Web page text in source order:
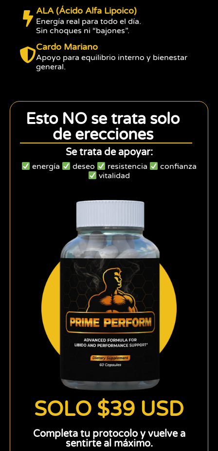
ALA (Ácido Alfa Lipoico)
Energía real para todo el día.
Sin choques ni “bajones”.
Cardo Mariano
Apoyo para equilibrio interno y bienestar
general.
Esto NO se trata solo
de erecciones
Se trata de apoyar:
energía deseo resistencia
confianza
vitalidad
SOLO $39 USD
Completa tu protocolo y vuelve a
sentirte al máximo.